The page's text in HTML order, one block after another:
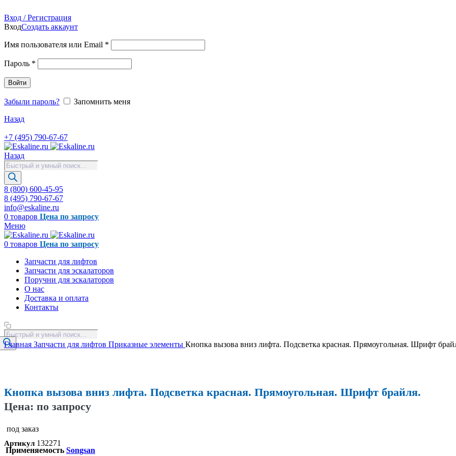
Вход / Регистрация
ВходСоздать аккаунт
Имя пользователя или Email *
Пароль *
Войти
Забыли пароль?
Запомнить меня
Назад
+7 (495) 790-67-67
Назад
Поиск
товаров
8 (800) 600-45-95
8 (495) 790-67-67
info@eskaline.ru
0 товаров Цена по запросу
Меню
0 товаров Цена по запросу
Запчасти для лифтов
Запчасти для эскалаторов
Поручни для эскалаторов
О нас
Доставка и оплата
Контакты
Поиск
товаров
Главная Запчасти для лифтов Приказные элементы Кнопка вызова вниз лифта. Подсветка красная. Прямоугольная. Шрифт
Кнопка вызова вниз лифта. Подсветка красная. Прямоугольная. Шрифт брайля.
Цена: по запросу
под заказ
Артикул 132271
Применяемость Songsan